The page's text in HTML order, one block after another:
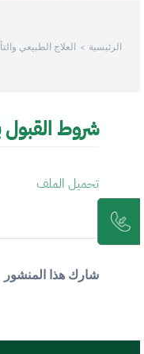
الرئيسية العلاج الطبيعي
شروط القبول
تحميل الملف
شارك هذا المنشور